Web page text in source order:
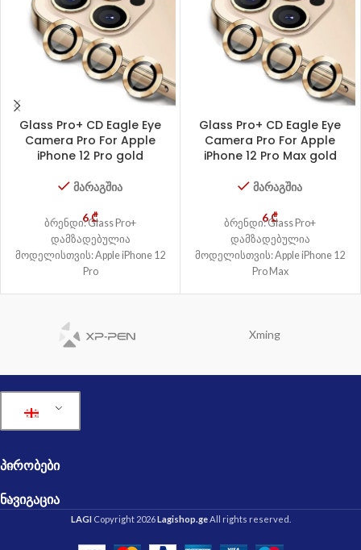
Glass Pro+ CD Eagle Eye
Camera Pro For Apple
iPhone 12 Pro gold
მარაგშია
6₾
ბრენდი: Glass Pro+
დამზადებულია
მოდელისთვის: Apple iPhone 12
Pro
Glass Pro+ CD Eagle Eye
Camera Pro For Apple
iPhone 12 Pro Max gold
მარაგშია
6₾
ბრენდი: Glass Pro+
დამზადებულია
მოდელისთვის: Apple iPhone 12
Pro Max
Xming
ᲞᲘᲠᲝᲑᲔᲑᲘ
ᲜᲐᲕᲘᲒᲐᲪᲘᲐ
LAGI Copyright 2026Lagishop.geAll rights reserved.